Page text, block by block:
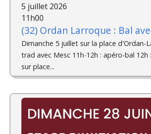
5 juillet 2026
11h00
(32) Ordan Larroque : Bal
Dimanche 5 juillet sur la place d'Ordan-
trad avec Mesc 11h-12h : apéro-bal 12h
sur place...